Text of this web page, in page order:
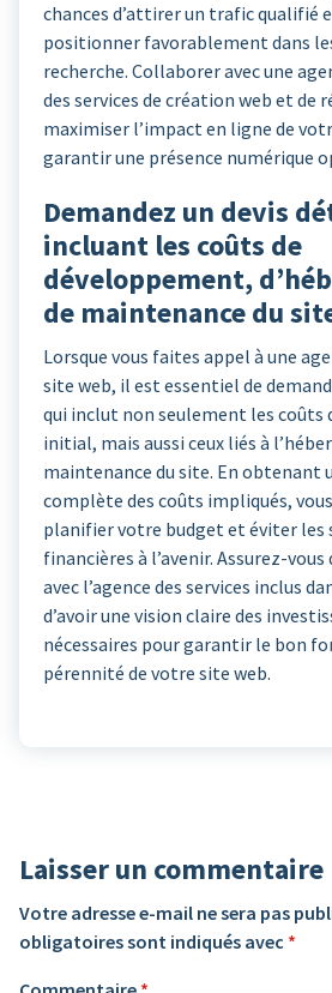
chances d’attirer un trafic qualifié
positionner favorablement dans
recherche. Collaborer avec une
des services de création web et de
maximiser l’impact en ligne de
garantir une présence numérique
Demandez un devis
incluant les coûts de
développement,
de maintenance du
Lorsque vous faites appel à une
site web, il est essentiel de
qui inclut non seulement les coûts
initial, mais aussi ceux liés à
maintenance du site. En obtenant
complète des coûts impliqués,
planifier votre budget et éviter les
financières à l’avenir. Assurez-
avec l’agence des services inclus
d’avoir une vision claire des
nécessaires pour garantir le bon
pérennité de votre site web.
Laisser un commentaire
Votre adresse e-mail ne sera pas
obligatoires sont indiqués avec *